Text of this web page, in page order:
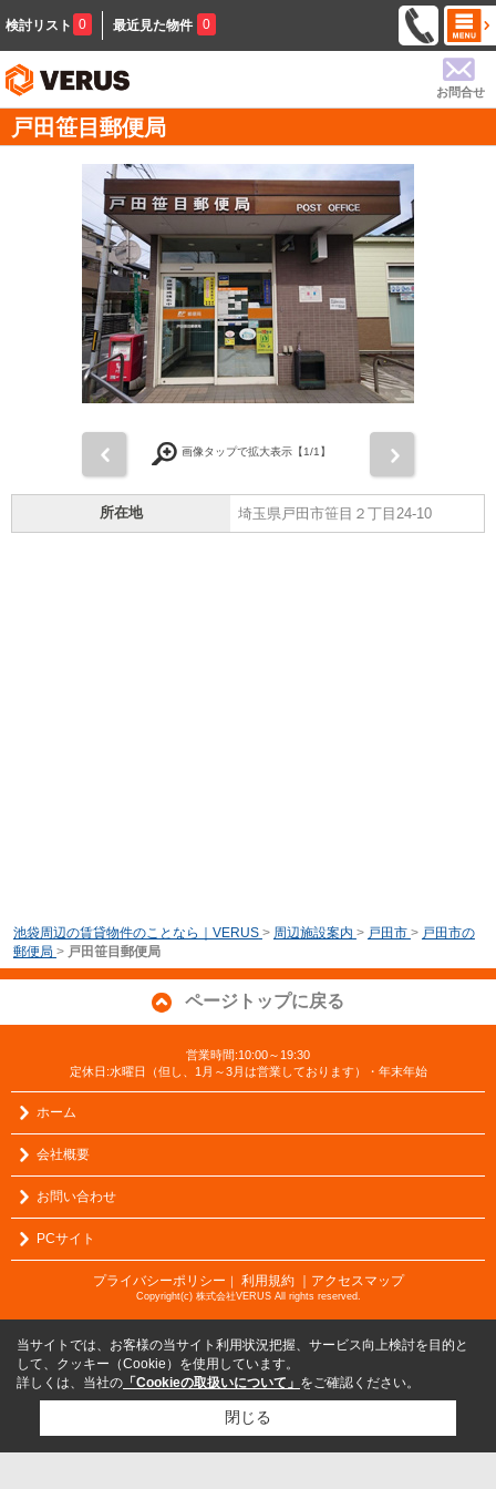
検討リスト 0 最近見た物件 0
お問合せ
戸田笹目郵便局
画像タップで拡大表示【1/1】
所在地 埼玉県戸田市笹目２丁目24-10
池袋周辺の賃貸物件のことなら｜VERUS > 周辺施設案内 > 戸田市 > 戸田市の
郵便局 > 戸田笹目郵便局
ページトップに戻る
営業時間:10:00～19:30
定休日:水曜日（但し、1月～3月は営業しております）・年末年始
ホーム
会社概要
お問い合わせ
PCサイト
プライバシーポリシー ｜ 利用規約 ｜アクセスマップ
Copyright(c) 株式会社VERUS All rights reserved.
当サイトでは、お客様の当サイト利用状況把握、サービス向上検討を目的と
して、クッキー（Cookie）を使用しています。
詳しくは、当社の 「Cookieの取扱いについて」 をご確認ください。
閉じる